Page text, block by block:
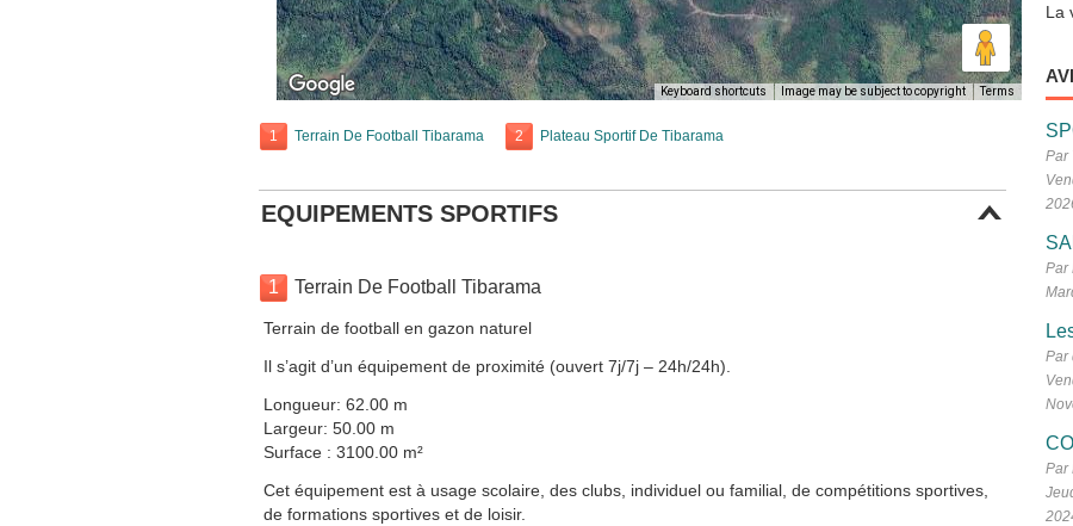
Keyboard shortcuts Image may be subject to copyright Terms
1 Terrain De Football Tibarama 2 Plateau Sportif De Tibarama
EQUIPEMENTS SPORTIFS
1 Terrain De Football Tibarama
Terrain de football en gazon naturel
Il s’agit d’un équipement de proximité (ouvert 7j/7j – 24h/24h).
Longueur: 62.00 m
Largeur: 50.00 m
Surface : 3100.00 m²
Cet équipement est à usage scolaire, des clubs, individuel ou familial, de compétitions sportives,
de formations sportives et de loisir.
La
Par
Par
Par
Par